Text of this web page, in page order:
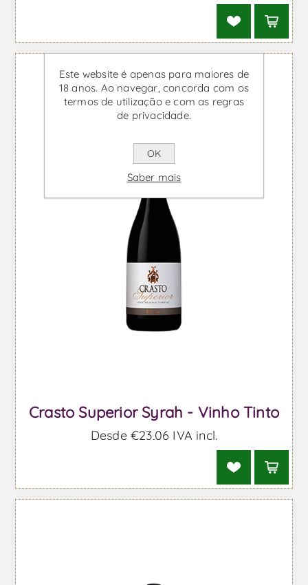
Crasto Superior Syrah - Vinho Tinto
Desde €23,06 IVA incl.
Este website é apenas para maiores de
18 anos. Ao navegar, concorda com os
termos de utilização e com as regras
de privacidade.
OK
Saber mais